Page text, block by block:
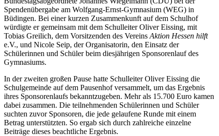
Spendenübergabe am Wolfgang-Ernst-Gymnasium (WEG) in
Büdingen. Bei einer kurzen Zusammenkunft auf dem Schulhof
würdigte er gemeinsam mit dem Schulleiter Oliver Eissing, mit
Tobias Greilich, dem Vorsitzenden des Vereins Aktion Hessen hilft
e.V., und Nicole Seip, der Organisatorin, den Einsatz der
Schülerinnen und Schüler beim diesjährigen Sponsorenlauf des
Gymnasiums.
In der zweiten großen Pause hatte Schulleiter Oliver Eissing die
Schulgemeinde auf dem Pausenhof versammelt, um das Ergebnis
ihres Sponsorenlaufs bekanntzugeben. Mehr als 15.700 Euro kamen
dabei zusammen. Die teilnehmenden Schülerinnen und Schüler
suchten zuvor Sponsoren, die jede gelaufene Runde mit einem
Betrag unterstützten. So ergab sich durch zahlreiche einzelne
Beiträge dieses beachtliche Ergebnis.